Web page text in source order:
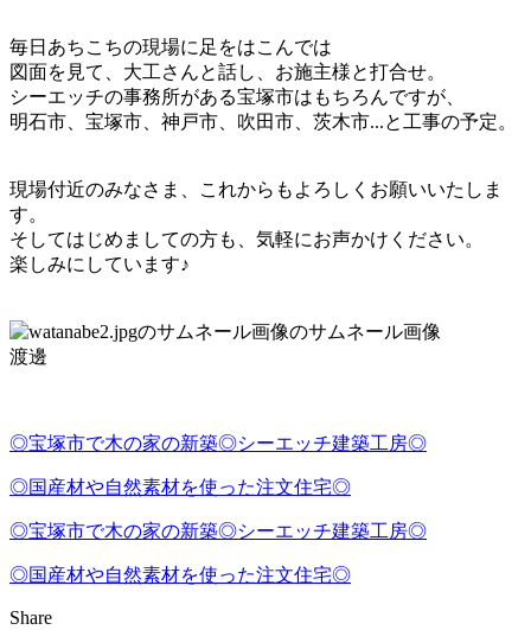
毎日あちこちの現場に足をはこんでは
図面を見て、大工さんと話し、お施主様と打合せ。
シーエッチの事務所がある宝塚市はもちろんですが、
明石市、宝塚市、神戸市、吹田市、茨木市...と工事の予定。
現場付近のみなさま、これからもよろしくお願いいたしま
す。
そしてはじめましての方も、気軽にお声かけください。
楽しみにしています♪
渡邊
◎宝塚市で木の家の新築◎シーエッチ建築工房◎
◎国産材や自然素材を使った注文住宅◎
◎宝塚市で木の家の新築◎シーエッチ建築工房◎
◎国産材や自然素材を使った注文住宅◎
Share